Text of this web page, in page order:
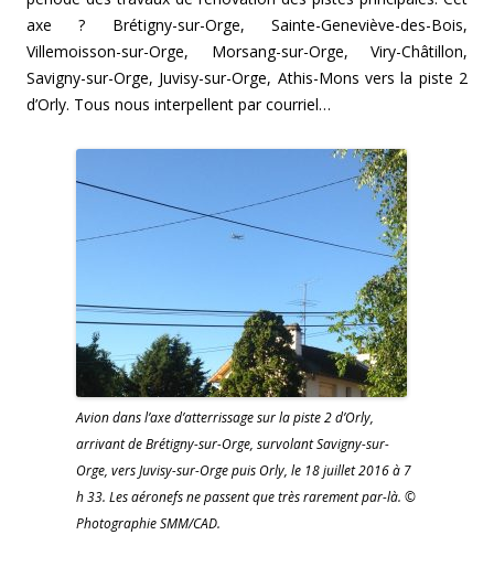
axe ? Brétigny-sur-Orge, Sainte-Geneviève-des-Bois,
Villemoisson-sur-Orge, Morsang-sur-Orge, Viry-Châtillon,
Savigny-sur-Orge, Juvisy-sur-Orge, Athis-Mons vers la piste 2
d’Orly. Tous nous interpellent par courriel…
Avion dans l’axe d’atterrissage sur la piste 2 d’Orly,
arrivant de Brétigny-sur-Orge, survolant Savigny-sur-
Orge, vers Juvisy-sur-Orge puis Orly, le 18 juillet 2016 à 7
h 33. Les aéronefs ne passent que très rarement par-là. ©
Photographie SMM/CAD.